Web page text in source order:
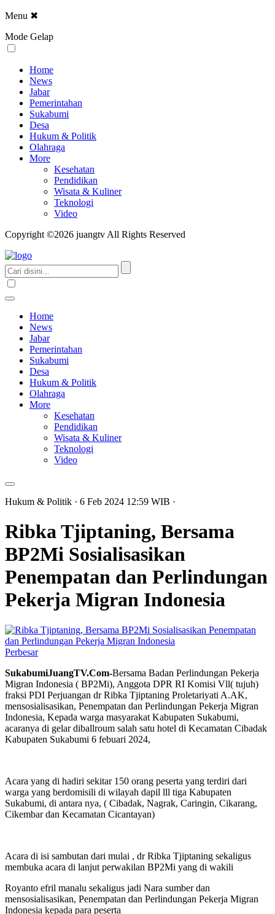
Menu ✖
Mode Gelap
Home
News
Jabar
Pemerintahan
Sukabumi
Desa
Hukum & Politik
Olahraga
More
Kesehatan
Pendidikan
Wisata & Kuliner
Teknologi
Video
Copyright ©2026 juangtv All Rights Reserved
Home
News
Jabar
Pemerintahan
Sukabumi
Desa
Hukum & Politik
Olahraga
More
Kesehatan
Pendidikan
Wisata & Kuliner
Teknologi
Video
Hukum & Politik · 6 Feb 2024 12:59 WIB ·
Ribka Tjiptaning, Bersama
BP2Mi Sosialisasikan
Penempatan dan Perlindungan
Pekerja Migran Indonesia
Perbesar
SukabumiJuangTV.Com-Bersama Badan Perlindungan Pekerja
Migran Indonesia ( BP2Mi), Anggota DPR RI Komisi Vll( tujuh)
fraksi PDI Perjuangan dr Ribka Tjiptaning Proletariyati A.AK,
mensosialisasikan, Penempatan dan Perlindungan Pekerja Migran
Indonesia, Kepada warga masyarakat Kabupaten Sukabumi,
acaranya di gelar diballroum salah satu hotel di Kecamatan Cibadak
Kabupaten Sukabumi 6 febuari 2024,
Acara yang di hadiri sekitar 150 orang peserta yang terdiri dari
warga yang berdomisili di wilayah dapil lll tiga Kabupaten
Sukabumi, di antara nya, ( Cibadak, Nagrak, Caringin, Cikarang,
Cikembar dan Kecamatan Cicantayan)
Acara di isi sambutan dari mulai , dr Ribka Tjiptaning sekaligus
membuka acara di lanjut perwakilan BP2Mi yang di wakili
Royanto efril manalu sekaligus jadi Nara sumber dan
mensosialisasikan, Penempatan dan Perlindungan Pekerja Migran
Indonesia kepada para peserta